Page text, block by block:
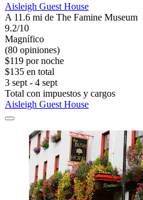
Aisleigh Guest House
A 11.6 mi de The Famine Museum
9.2/10
Magnífico
(80 opiniones)
$119 por noche
$135 en total
3 sept - 4 sept
Total con impuestos y cargos
Aisleigh Guest House